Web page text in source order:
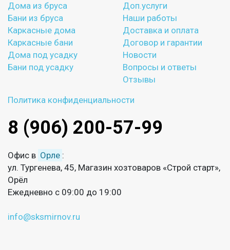
Дома из бруса
Бани из бруса
Каркасные дома
Каркасные бани
Дома под усадку
Бани под усадку
Доп.услуги
Наши работы
Доставка и оплата
Договор и гарантии
Новости
Вопросы и ответы
Отзывы
Политика конфиденциальности
8 (906) 200-57-99
Офис в Орле :
ул. Тургенева, 45, Магазин хозтоваров «Строй старт»,
Орёл
Ежедневно с 09:00 до 19:00
info@sksmirnov.ru